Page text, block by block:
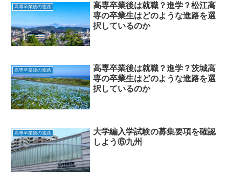
高専卒業後の進路
高専卒業後は就職？進学？松江高
専の卒業生はどのような進路を選
択しているのか
高専卒業後の進路
高専卒業後は就職？進学？茨城高
専の卒業生はどのような進路を選
択しているのか
高専卒業後の進路
大学編入学試験の募集要項を確認
しよう⑥九州